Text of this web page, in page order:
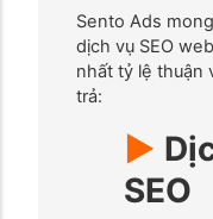
Sento Ads
dịch vụ SEO
nhất tỷ lệ thuận
trả:
►
SEO